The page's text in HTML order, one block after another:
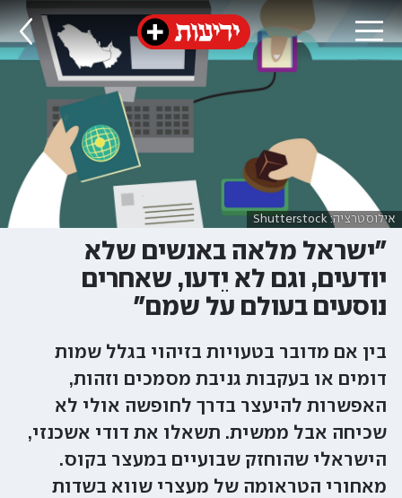
אילוסטרציה: Shutterstock
"ישראל מלאה באנשים שלא
יודעים, וגם לא יֵדעו, שאחרים
נוסעים בעולם על שמם"
בין אם מדובר בטעויות בזיהוי בגלל שמות
דומים או בעקבות גניבת מסמכים וזהות,
האפשרות להיעצר בדרך לחופשה אולי לא
שכיחה אבל ממשית. תשאלו את דודי אשכנזי,
הישראלי שהוחזק שבועיים במעצר בקוס.
מאחורי הטראומה של מעצרי שווא בשדות